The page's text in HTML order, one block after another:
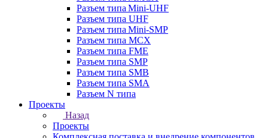
Разъем типа Mini-UHF
Разъем типа UHF
Разъем типа Mini-SMP
Разъем типа MCX
Разъем типа FME
Разъем типа SMP
Разъем типа SMB
Разъем типа SMA
Разъем N типа
Проекты
Назад
Проекты